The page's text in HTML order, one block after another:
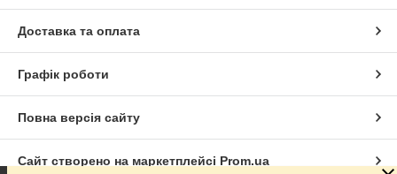
Доставка та оплата
Графік роботи
Повна версія сайту
Сайт створено на маркетплейсі Prom.ua